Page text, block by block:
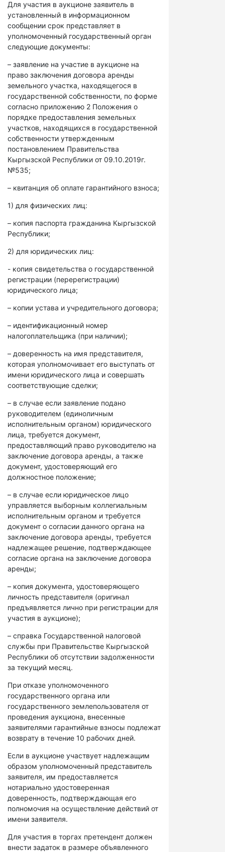
Для участия в аукционе заявитель в
установленный в информационном
сообщении срок представляет в
уполномоченный государственный орган
следующие документы:
– заявление на участие в аукционе на
право заключения договора аренды
земельного участка, находящегося в
государственной собственности, по форме
согласно приложению 2 Положения о
порядке предоставления земельных
участков, находящихся в государственной
собственности утвержденным
постановлением Правительства
Кыргызской Республики от 09.10.2019г.
№535;
– квитанция об оплате гарантийного взноса;
1) для физических лиц:
– копия паспорта гражданина Кыргызской
Республики;
2) для юридических лиц:
- копия свидетельства о государственной
регистрации (перерегистрации)
юридического лица;
– копии устава и учредительного договора;
– идентификационный номер
налогоплательщика (при наличии);
– доверенность на имя представителя,
которая уполномочивает его выступать от
имени юридического лица и совершать
соответствующие сделки;
– в случае если заявление подано
руководителем (единоличным
исполнительным органом) юридического
лица, требуется документ,
предоставляющий право руководителю на
заключение договора аренды, а также
документ, удостоверяющий его
должностное положение;
– в случае если юридическое лицо
управляется выборным коллегиальным
исполнительным органом и требуется
документ о согласии данного органа на
заключение договора аренды, требуется
надлежащее решение, подтверждающее
согласие органа на заключение договора
аренды;
– копия документа, удостоверяющего
личность представителя (оригинал
предъявляется лично при регистрации для
участия в аукционе);
– справка Государственной налоговой
службы при Правительстве Кыргызской
Республики об отсутствии задолженности
за текущий месяц.
При отказе уполномоченного
государственного органа или
государственного землепользователя от
проведения аукциона, внесенные
заявителями гарантийные взносы подлежат
возврату в течение 10 рабочих дней.
Если в аукционе участвует надлежащим
образом уполномоченный представитель
заявителя, им предоставляется
нотариально удостоверенная
доверенность, подтверждающая его
полномочия на осуществление действий от
имени заявителя.
Для участия в торгах претендент должен
внести задаток в размере объявленного